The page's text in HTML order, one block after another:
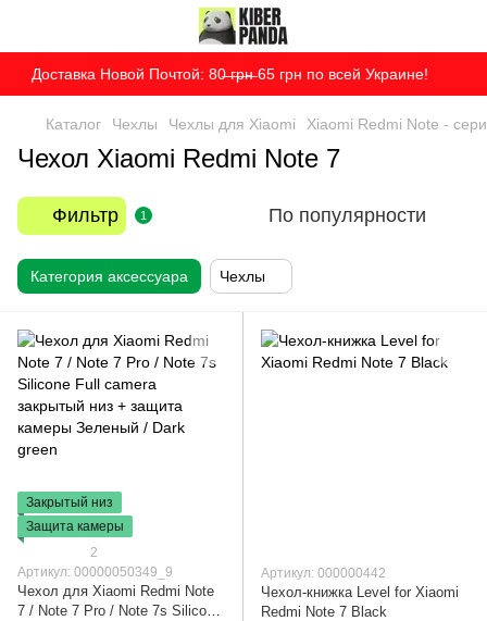
Доставка Новой Почтой: 80̶ ̶г̶р̶н̶ 65 грн по всей Украине!
Каталог Чехлы Чехлы для Xiaomi Xiaomi Redmi Note -
Чехол Xiaomi Redmi Note 7
Фильтр 1 По популярности
Категория аксессуара Чехлы
Закрытый низ
Защита камеры
2
Артикул: 00000050349_9
Чехол для Xiaomi Redmi Note
7 / Note 7 Pro / Note 7s Silicone
Артикул: 000000442
Чехол-книжка Level for Xiaomi
Redmi Note 7 Black